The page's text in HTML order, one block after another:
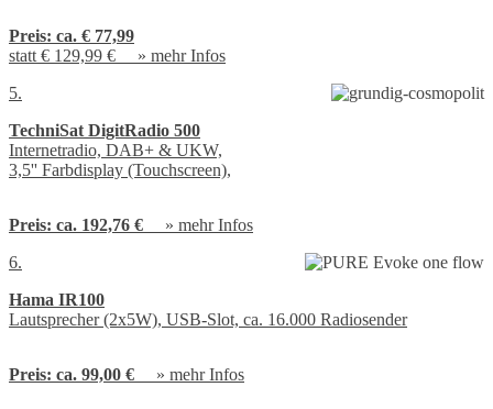
Preis: ca. € 77,99
statt € 129,99 € » mehr Infos
5.
TechniSat DigitRadio 500
Internetradio, DAB+ & UKW,
3,5'' Farbdisplay (Touchscreen),
Preis: ca. 192,76 € » mehr Infos
6.
Hama IR100
Lautsprecher (2x5W), USB-Slot, ca. 16.000 Radiosender
Preis: ca. 99,00 € » mehr Infos